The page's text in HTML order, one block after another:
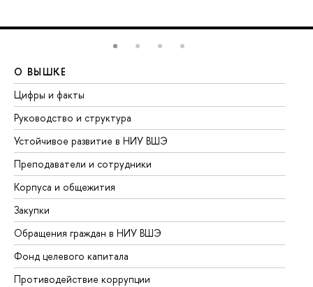
О ВЫШКЕ
Цифры и факты
Руководство и структура
Устойчивое развитие в НИУ ВШЭ
Преподаватели и сотрудники
Корпуса и общежития
Закупки
Обращения граждан в НИУ ВШЭ
Фонд целевого капитала
Противодействие коррупции